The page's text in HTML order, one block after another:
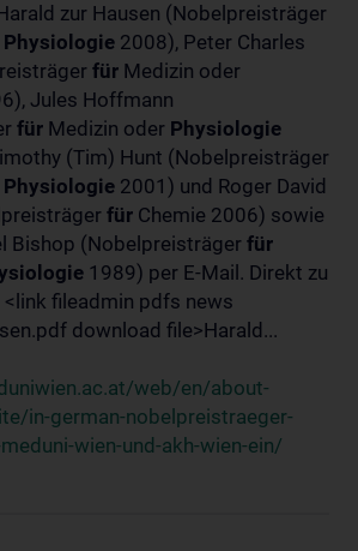
zur Hausen (Nobelpreisträger
Physiologie 2008), Peter Charles
für Medizin oder
Jules Hoffmann
für Medizin oder Physiologie
(Tim) Hunt (Nobelpreisträger
Physiologie 2001) und Roger David
für Chemie 2006) sowie
Bishop (Nobelpreisträger für
1989) per E-Mail. Direkt zu
<link fileadmin pdfs news
download file>Harald...
web/en/about-
in-german-nobelpreistraeger-
wien-und-akh-wien-ein/